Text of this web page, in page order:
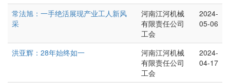
常法旭：一手绝活展现产业工人新风
采
河南江河机械
有限责任公司
工会
2024-
05-06
洪亚辉：28年始终如一
河南江河机械
有限责任公司
工会
2024-
04-17